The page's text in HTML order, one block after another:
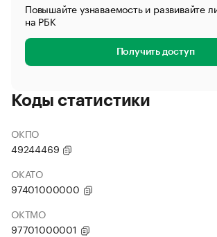
Повышайте узнаваемость и развивайте
на РБК
Получить доступ
Коды статистики
ОКПО
49244469
ОКАТО
97401000000
ОКТМО
97701000001